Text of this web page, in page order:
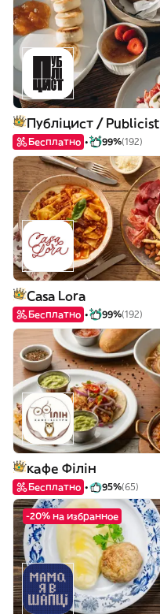
Публіцист / Publicist
Бесплатно 99%(192)
Casa Lora
Бесплатно 99%(192)
кафе Філін
Бесплатно 95%(65)
-20% на избранное